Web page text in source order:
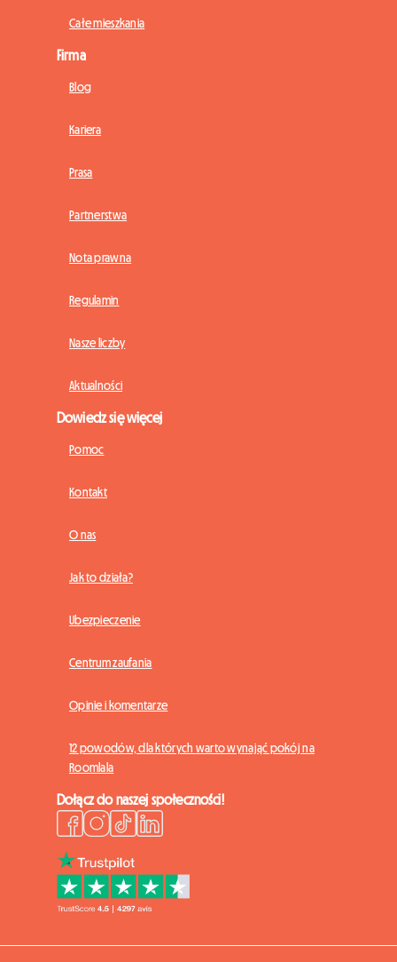
Całe mieszkania
Firma
Blog
Kariera
Prasa
Partnerstwa
Nota prawna
Regulamin
Nasze liczby
Aktualności
Dowiedz się więcej
Pomoc
Kontakt
O nas
Jak to działa?
Ubezpieczenie
Centrum zaufania
Opinie i komentarze
12 powodów, dla których warto wynająć pokój na
Roomlala
Dołącz do naszej społeczności!